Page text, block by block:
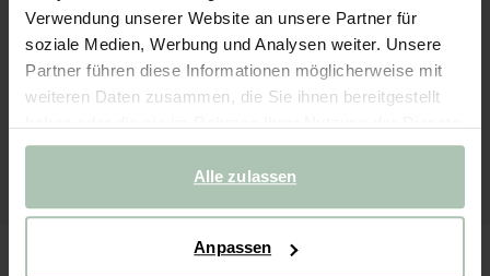
Verwendung unserer Website an unsere Partner für
soziale Medien, Werbung und Analysen weiter. Unsere
Partner führen diese Informationen möglicherweise mit
weiteren Daten zusammen, die Sie ihnen bereitgestellt
gesammelt haben.
Alle zulassen
Anpassen